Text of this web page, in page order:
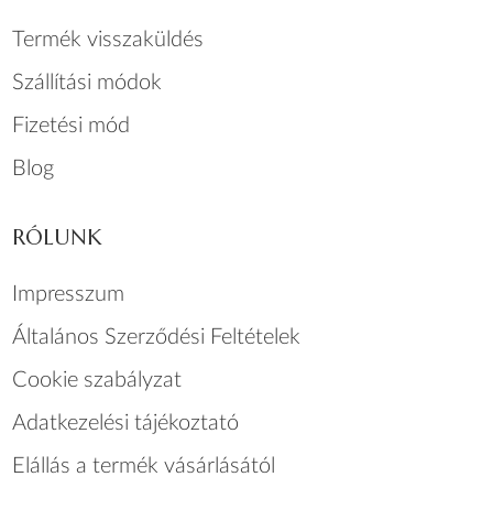
Termék visszaküldés
Szállítási módok
Fizetési mód
Blog
RÓLUNK
Impresszum
Általános Szerződési Feltételek
Cookie szabályzat
Adatkezelési tájékoztató
Elállás a termék vásárlásától